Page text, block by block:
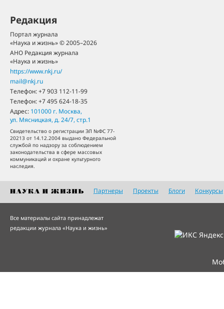
Редакция
Портал журнала
«Наука и жизнь» © 2005–2026
АНО Редакция журнала
«Наука и жизнь»
https://www.nkj.ru/
mail@nkj.ru
Телефон:+7 903 112-11-99
Телефон:+7 495 624-18-35
Адрес: 101000 г. Москва,
ул. Мясницкая, д. 24/7, стр.1
Свидетельство о регистрации ЭЛ №ФС 77-
20213 от 14.12.2004 выдано Федеральной
службой по надзору за соблюдением
законодательства в сфере массовых
коммуникаций и охране культурного
наследия.
Партнеры Проекты Блоги Конкурсы
Все материалы сайта принадлежат
редакции журнала «Наука и жизнь»